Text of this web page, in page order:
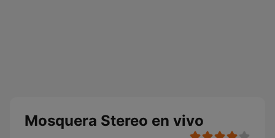
Mosquera Stereo en vivo